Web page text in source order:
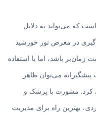
که می‌تواند به دلایل
در معرض نور خورشید
باشد، اما با استفاده
می‌توان ظاهر
کرد. مشورت با پزشک و
بهترین راه برای مدیریت